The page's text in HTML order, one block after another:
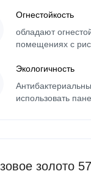
Огнестойкость
обладают
помещениях с
Экологичность
использовать
золото